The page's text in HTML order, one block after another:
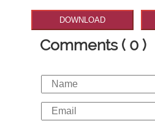
DOWNLOAD
Comments ( 0 )